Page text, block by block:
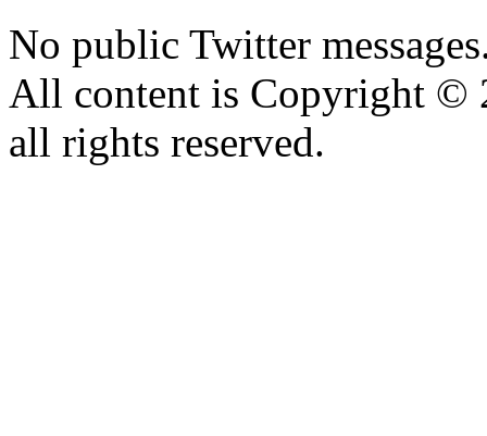
No public Twitter
All content is Copyright ©
all rights reserved.